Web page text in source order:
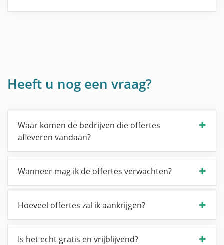
Heeft u nog een vraag?
Waar komen de bedrijven die offertes
afleveren vandaan?
Wanneer mag ik de offertes verwachten?
Hoeveel offertes zal ik aankrijgen?
Is het echt gratis en vrijblijvend?